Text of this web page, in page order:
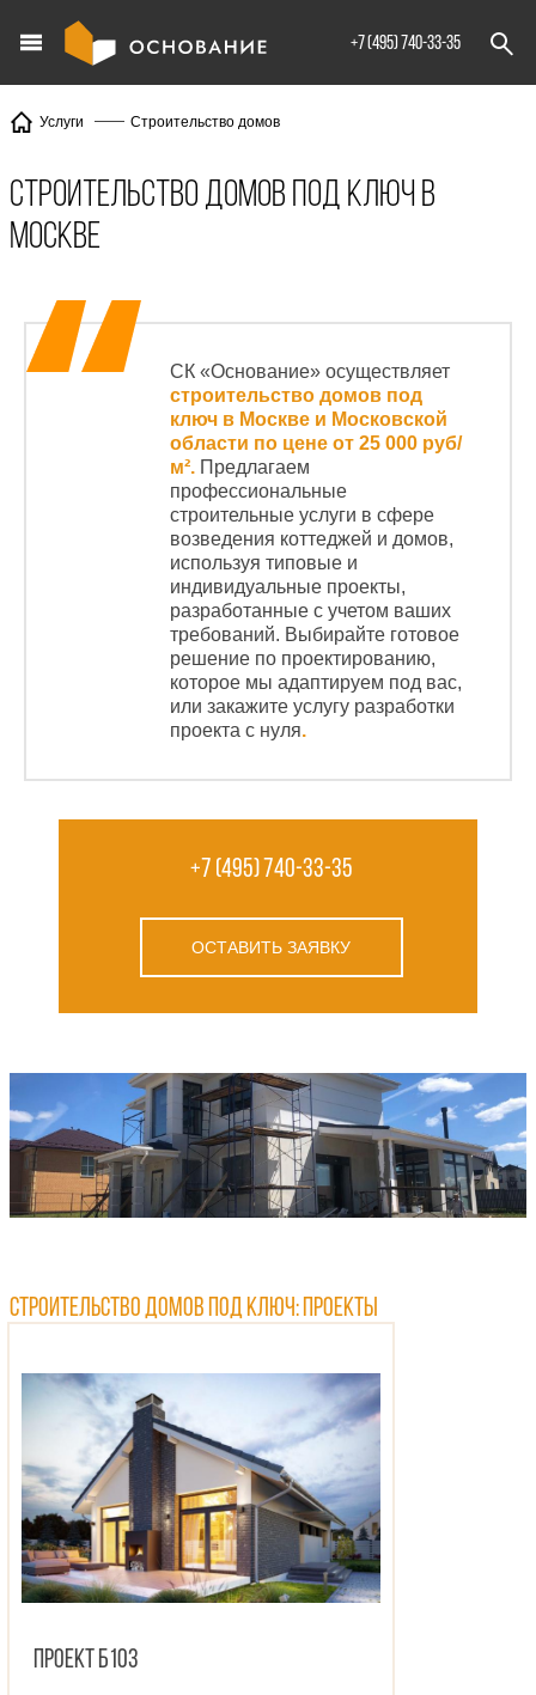
+7 (495) 740-33-35
Услуги Строительство домов
Строительство домов под ключ в
Москве
СК «Основание» осуществляет
строительство домов под
ключ в Москве и Московской
области по цене от 25 000 руб/
м². Предлагаем
профессиональные
строительные услуги в сфере
возведения коттеджей и домов,
используя типовые и
индивидуальные проекты,
разработанные с учетом ваших
требований. Выбирайте готовое
решение по проектированию,
которое мы адаптируем под вас,
или закажите услугу разработки
проекта с нуля.
+7 (495) 740-33-35
ОСТАВИТЬ ЗАЯВКУ
Строительство домов под ключ: проекты
Проект Б103